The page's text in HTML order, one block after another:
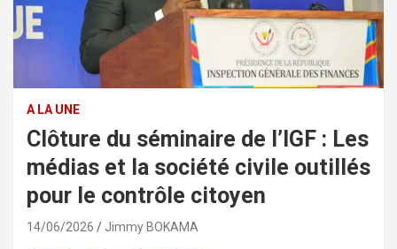
A LA UNE
Clôture du séminaire de l’IGF : Les
médias et la société civile outillés
pour le contrôle citoyen
14/06/2026 Jimmy BOKAMA